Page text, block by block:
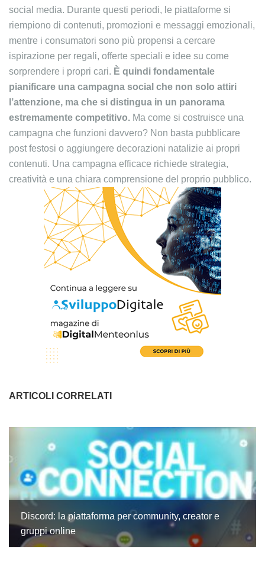
social media. Durante questi periodi, le piattaforme si
riempiono di contenuti, promozioni e messaggi emozionali,
mentre i consumatori sono più propensi a cercare
ispirazione per regali, offerte speciali e idee su come
sorprendere i propri cari. È quindi fondamentale
pianificare una campagna social che non solo attiri
l’attenzione, ma che si distingua in un panorama
estremamente competitivo. Ma come si costruisce una
campagna che funzioni davvero? Non basta pubblicare
post festosi o aggiungere decorazioni natalizie ai propri
contenuti. Una campagna efficace richiede strategia,
creatività e una chiara comprensione del proprio pubblico.
ARTICOLI CORRELATI
Discord: la piattaforma per community, creator e
gruppi online